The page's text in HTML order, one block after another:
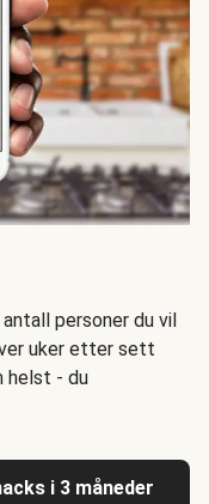
personer du vil
uker etter sett
helst - du
i 3 måneder